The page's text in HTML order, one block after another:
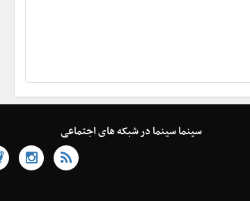
سینما سینما در شبکه های اجتماعی